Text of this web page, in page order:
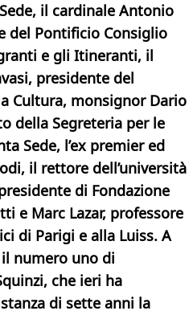
il cardinale Antonio
del Pontificio Consiglio
e gli Itineranti, il
presidente del
Cultura, monsignor Dario
della Segreteria per le
Sede, l’ex premier ed
il rettore dell’università
di Fondazione
e Marc Lazar, professore
di Parigi e alla Luiss. A
numero uno di
che ieri ha
di sette anni la